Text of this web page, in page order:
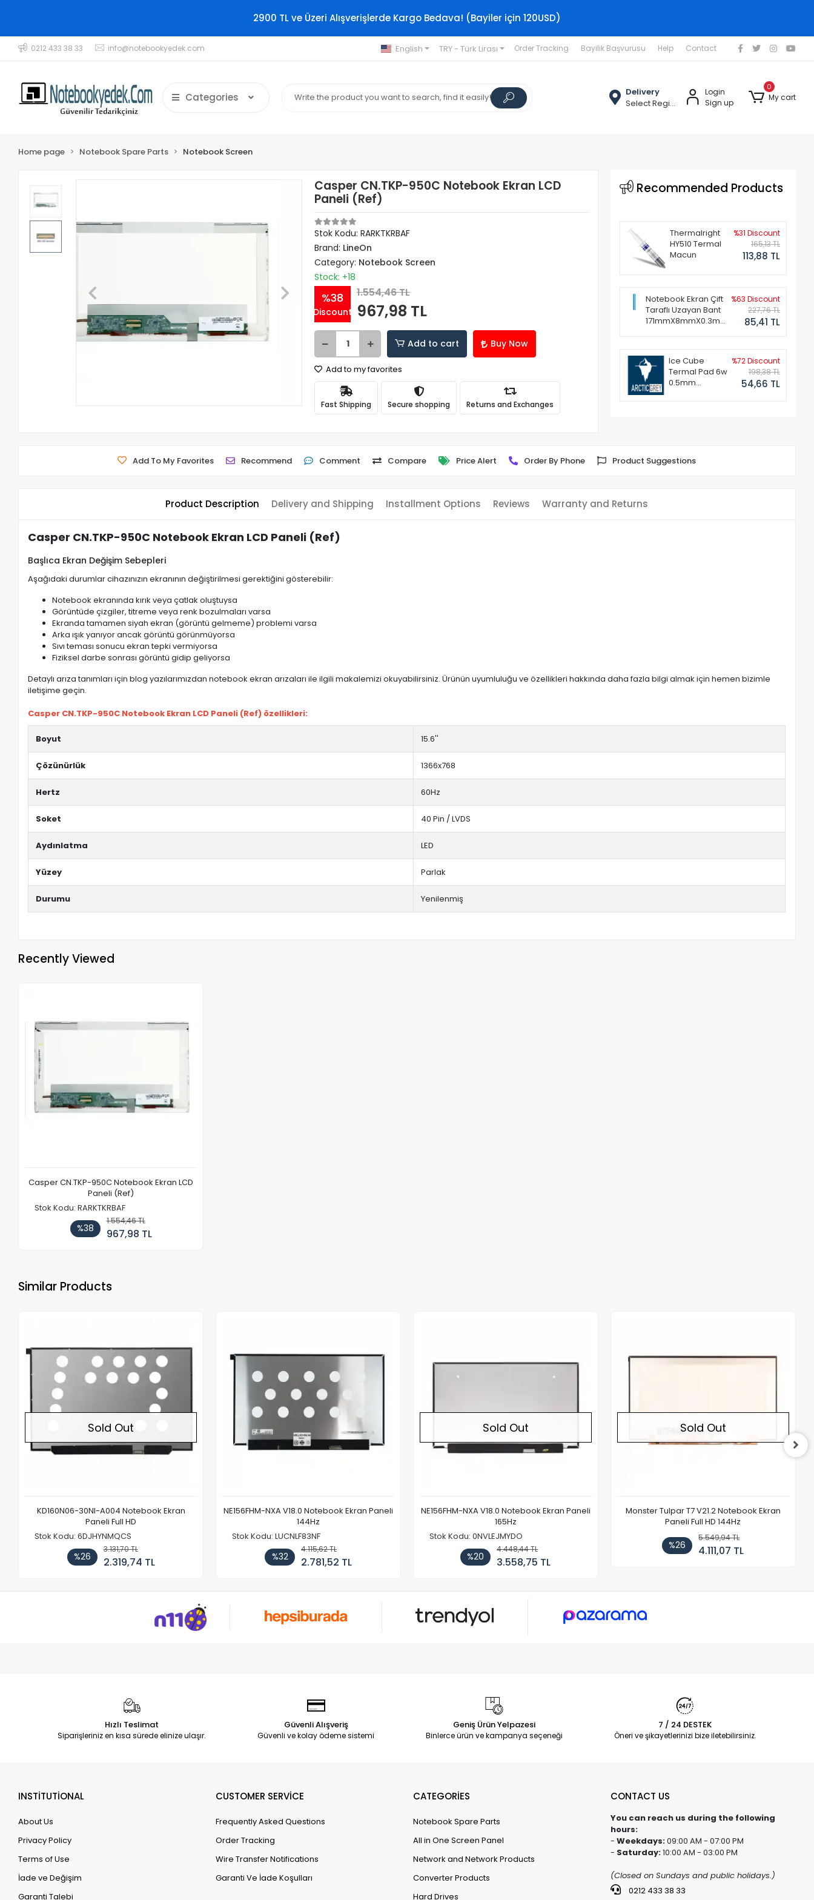
2900 TL ve Üzeri Alışverişlerde Kargo Bedava! (Bayiler için 120USD)
0212 433 38 33 info@notebookyedek.com English TRY - Türk Lirası Order Tracking Bayilik Başvurusu Help Contact
Categories
Delivery
Select Region
Login
Sign up
0
My cart
Home page Notebook Spare Parts Notebook Screen
Casper CN.TKP-950C Notebook Ekran LCD
Paneli (Ref)
Stok Kodu: RARKTKRBAF
Brand: LineOn
Category: Notebook Screen
Stock: +18
%38
Discount
1.554,46 TL
967,98 TL
Add to cart Buy Now
Add to my favorites
Fast Shipping Secure shopping Returns and Exchanges
Recommended Products
Thermalright
HY510 Termal
Macun
%31 Discount
165,13 TL
113,88 TL
Notebook Ekran Çift
Taraflı Uzayan Bant
171mmX8mmX0.3mm
%63 Discount
227,76 TL
85,41 TL
Ice Cube
Termal Pad 6w
0.5mm
%72 Discount
198,38 TL
54,66 TL
Add To My Favorites Recommend Comment Compare Price Alert Order By Phone Product Suggestions
Product Description Delivery and Shipping Installment Options Reviews Warranty and Returns
Casper CN.TKP-950C Notebook Ekran LCD Paneli (Ref)
Başlıca Ekran Değişim Sebepleri
Aşağıdaki durumlar cihazınızın ekranının değiştirilmesi gerektiğini gösterebilir:
Notebook ekranında kırık veya çatlak oluştuysa
Görüntüde çizgiler, titreme veya renk bozulmaları varsa
Ekranda tamamen siyah ekran (görüntü gelmeme) problemi varsa
Arka ışık yanıyor ancak görüntü görünmüyorsa
Sıvı teması sonucu ekran tepki vermiyorsa
Fiziksel darbe sonrası görüntü gidip geliyorsa
Detaylı arıza tanımları için blog yazılarımızdan notebook ekran arızaları ile ilgili makalemizi okuyabilirsiniz. Ürünün uyumluluğu ve özellikleri hakkında daha fazla bilgi almak için hemen bizimle
iletişime geçin.
Casper CN.TKP-950C Notebook Ekran LCD Paneli (Ref) özellikleri:
Boyut 15.6''
Çözünürlük 1366x768
Hertz 60Hz
Soket 40 Pin / LVDS
Aydınlatma LED
Yüzey Parlak
Durumu Yenilenmiş
Recently Viewed
Casper CN.TKP-950C Notebook Ekran LCD
Paneli (Ref)
Stok Kodu: RARKTKRBAF
%38
1.554,46 TL
967,98 TL
Similar Products
Sold Out
KD160N06-30NI-A004 Notebook Ekran
Paneli Full HD
Stok Kodu: 6DJHYNMQCS
%26
3.131,70 TL
2.319,74 TL
NE156FHM-NXA V18.0 Notebook Ekran Paneli
144Hz
Stok Kodu: LUCNLF83NF
%32
4.115,62 TL
2.781,52 TL
Sold Out
NE156FHM-NXA V18.0 Notebook Ekran Paneli
165Hz
Stok Kodu: 0NVLEJMYDO
%20
4.448,44 TL
3.558,75 TL
Sold Out
Monster Tulpar T7 V21.2 Notebook Ekran
Paneli Full HD 144Hz
%26
5.549,94 TL
4.111,07 TL
Hızlı Teslimat
Siparişleriniz en kısa sürede elinize ulaşır.
Güvenli Alışveriş
Güvenli ve kolay ödeme sistemi
Geniş Ürün Yelpazesi
Binlerce ürün ve kampanya seçeneği
7 / 24 DESTEK
Öneri ve şikayetlerinizi bize iletebilirsiniz.
INSTİTUTİONAL
About Us
Privacy Policy
Terms of Use
İade ve Değişim
Garanti Talebi
CUSTOMER SERVİCE
Frequently Asked Questions
Order Tracking
Wire Transfer Notifications
Garanti Ve İade Koşulları
CATEGORİES
Notebook Spare Parts
All in One Screen Panel
Network and Network Products
Converter Products
Hard Drives
CONTACT US
You can reach us during the following
hours:
- Weekdays:09:00 AM - 07:00 PM
- Saturday:10:00 AM - 03:00 PM
(Closed on Sundays and public holidays.)
0212 433 38 33